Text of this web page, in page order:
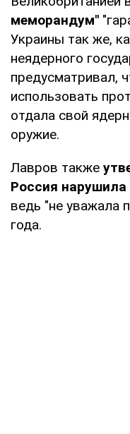
меморандум"
Украины так же,
неядерного
предусматривал,
использовать
отдала свой
оружие.
Лавров также
Россия нарушила
ведь "не уважала
года.